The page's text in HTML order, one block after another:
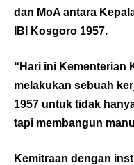
dan MoA antara
IBI Kosgoro 1957.
“Hari ini Kementerian
melakukan sebuah
1957 untuk tidak
tapi membangun
Kemitraan dengan